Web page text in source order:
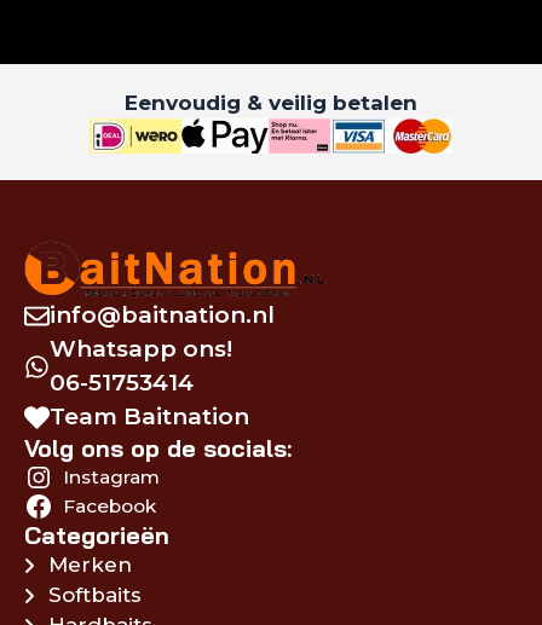
Eenvoudig & veilig betalen
info@baitnation.nl
Whatsapp ons!
06-51753414
Team Baitnation
Volg ons op de socials:
Instagram
Facebook
Categorieën
Merken
Softbaits